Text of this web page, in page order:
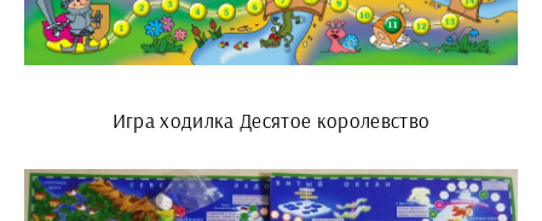
Игра ходилка Десятое королевство